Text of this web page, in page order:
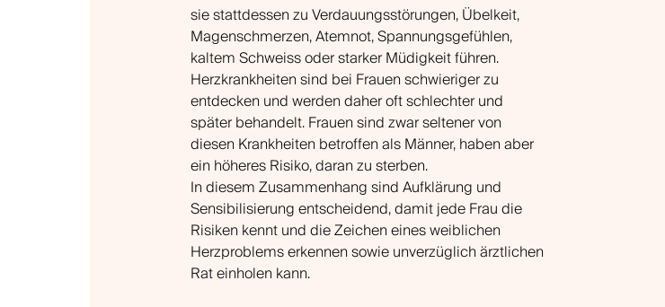
sie stattdessen zu Verdauungsstörungen, Übelkeit,
Magenschmerzen, Atemnot, Spannungsgefühlen,
kaltem Schweiss oder starker Müdigkeit führen.
Herzkrankheiten sind bei Frauen schwieriger zu
entdecken und werden daher oft schlechter und
später behandelt. Frauen sind zwar seltener von
diesen Krankheiten betroffen als Männer, haben aber
ein höheres Risiko, daran zu sterben.
In diesem Zusammenhang sind Aufklärung und
Sensibilisierung entscheidend, damit jede Frau die
Risiken kennt und die Zeichen eines weiblichen
Herzproblems erkennen sowie unverzüglich ärztlichen
Rat einholen kann.